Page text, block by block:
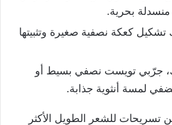
بحرية.
تشكيل كعكة نصفية صغيرة وتثبيتها
جرّبي تويست نصفي بسيط أو
لمسة أنثوية جذابة.
تسريحات للشعر الطويل الأكثر